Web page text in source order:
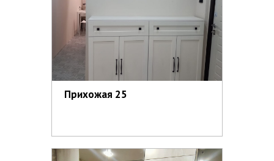
Прихожая 25